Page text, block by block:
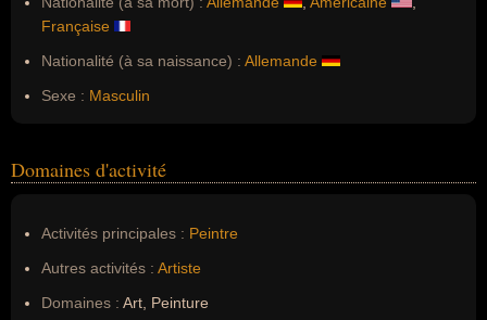
Française
Nationalité (à sa naissance) : Allemande
Sexe : Masculin
Domaines d'activité
Activités principales : Peintre
Autres activités : Artiste
Domaines : Art, Peinture